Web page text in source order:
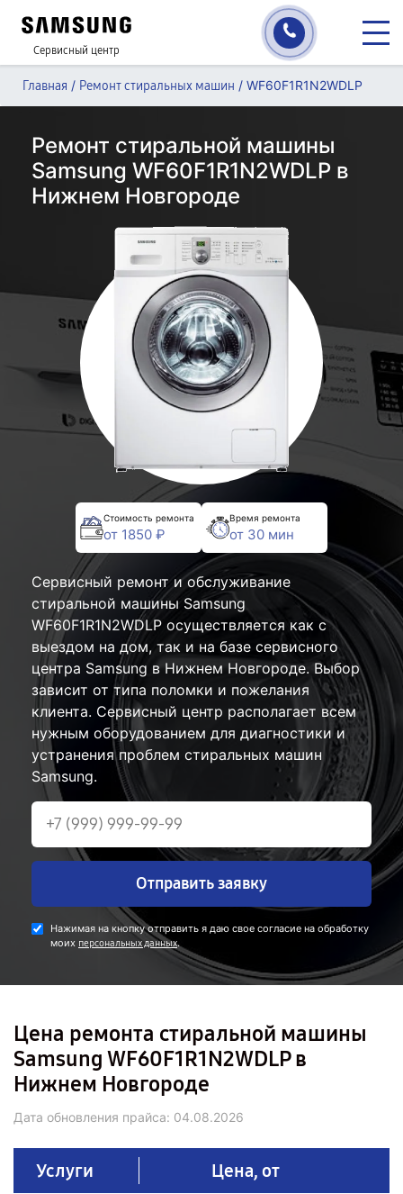
Сервисный центр
Главная / Ремонт стиральных машин / WF60F1R1N2WDLP
Ремонт стиральной машины
Samsung WF60F1R1N2WDLP в
Нижнем Новгороде
Стоимость ремонта
от 1850 ₽
Время ремонта
от 30 мин
Сервисный ремонт и обслуживание
стиральной машины Samsung
WF60F1R1N2WDLP осуществляется как с
выездом на дом, так и на базе сервисного
центра Samsung в Нижнем Новгороде. Выбор
зависит от типа поломки и пожелания
клиента. Сервисный центр располагает всем
нужным оборудованием для диагностики и
устранения проблем стиральных машин
Samsung.
Отправить заявку
Нажимая на кнопку отправить я даю свое согласие на обработку
моих персональных данных.
Цена ремонта стиральной машины
Samsung WF60F1R1N2WDLP в
Нижнем Новгороде
Дата обновления прайса: 04.08.2026
Услуги Цена, от